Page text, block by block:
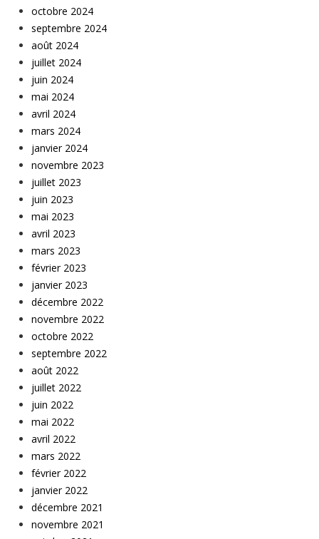
octobre 2024
septembre 2024
août 2024
juillet 2024
juin 2024
mai 2024
avril 2024
mars 2024
janvier 2024
novembre 2023
juillet 2023
juin 2023
mai 2023
avril 2023
mars 2023
février 2023
janvier 2023
décembre 2022
novembre 2022
octobre 2022
septembre 2022
août 2022
juillet 2022
juin 2022
mai 2022
avril 2022
mars 2022
février 2022
janvier 2022
décembre 2021
novembre 2021